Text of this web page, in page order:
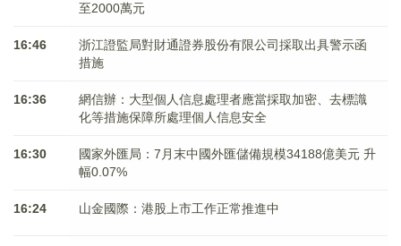
至2000萬元
16:46
浙江證監局對財通證券股份有限公司採取出具警示函
措施
16:36
網信辦：大型個人信息處理者應當採取加密、去標識
化等措施保障所處理個人信息安全
16:30
國家外匯局：7月末中國外匯儲備規模34188億美元 升
幅0.07%
16:24 山金國際：港股上市工作正常推進中